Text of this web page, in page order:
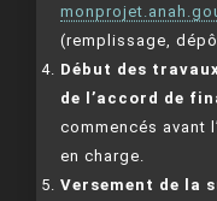
(remplissage,
Début des
de l’accord de
commencés avant
en charge.
Versement de la